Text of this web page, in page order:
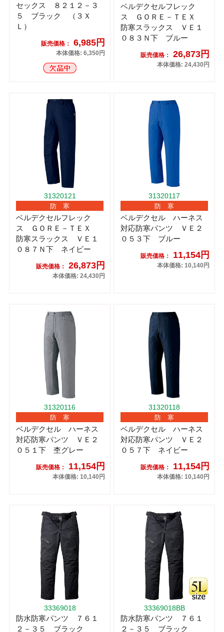
セックス ８２１２－３
５ ブラック （３Ｘ
Ｌ）
販売価格： 6,985円
本体価格: 6,350円
ベルデクセルフレック
ス ＧＯＲＥ－ＴＥＸ
防寒スラックス ＶＥ１
０８３Ｎ下 ブルー
販売価格： 26,873円
本体価格: 24,430円
31320121
防 寒
ベルデクセルフレック
ス ＧＯＲＥ－ＴＥＸ
防寒スラックス ＶＥ１
０８７Ｎ下 ネイビー
販売価格： 26,873円
本体価格: 24,430円
31320117
防 寒
ベルデクセル ハーネス
対応防寒パンツ ＶＥ２
０５３下 ブルー
販売価格： 11,154円
本体価格: 10,140円
31320116
防 寒
ベルデクセル ハーネス
対応防寒パンツ ＶＥ２
０５１下 杢グレー
販売価格： 11,154円
本体価格: 10,140円
31320118
防 寒
ベルデクセル ハーネス
対応防寒パンツ ＶＥ２
０５７下 ネイビー
販売価格： 11,154円
本体価格: 10,140円
33369018
防水防寒パンツ ７６１
２－３５ ブラック
33369018BB
防水防寒パンツ ７６１
２－３５ ブラック